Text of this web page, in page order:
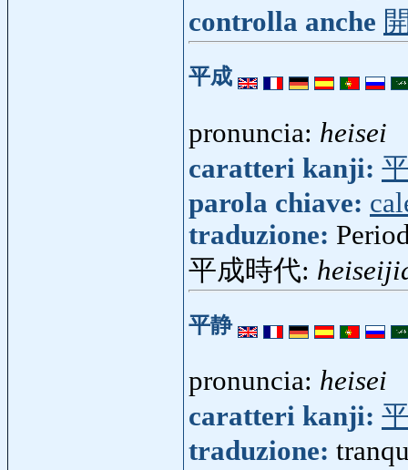
controlla anche
平成
pronuncia: heisei
caratteri kanji:
parola chiave:
traduzione:
平成時代:
平静
pronuncia: heisei
caratteri kanji:
traduzione: